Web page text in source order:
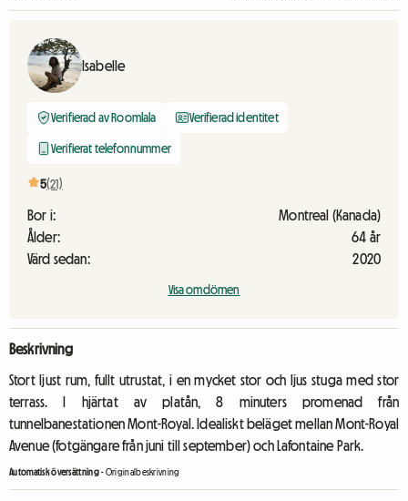
Isabelle
Verifierad av Roomlala Verifierad identitet
Verifierat telefonnummer
5(21)
Bor i:
Montreal (Kanada)
Ålder:
64 år
Värd sedan:
2020
Visa omdömen
Beskrivning
Stort ljust rum, fullt utrustat, i en mycket stor och ljus stuga med stor
terrass. I hjärtat av platån, 8 minuters promenad från
tunnelbanestationen Mont-Royal. Idealiskt beläget mellan Mont-Royal
Avenue (fotgängare från juni till september) och Lafontaine Park.
Automatisk översättning-Originalbeskrivning